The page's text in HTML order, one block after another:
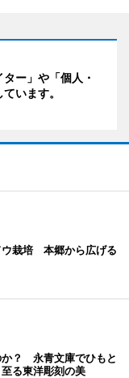
ー」や「個人・
います。
ウ栽培 本郷から広げる
か？ 永青文庫でひもと
る東洋彫刻の美